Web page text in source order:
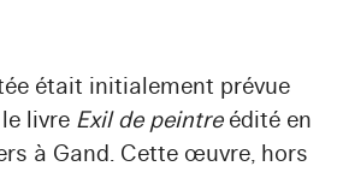
était initialement prévue
livre Exil de peintreédité en
à Gand. Cette œuvre, hors